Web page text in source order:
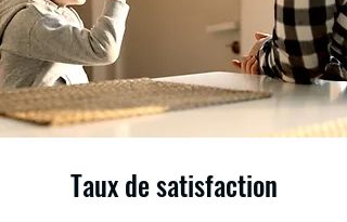
Taux de satisfaction